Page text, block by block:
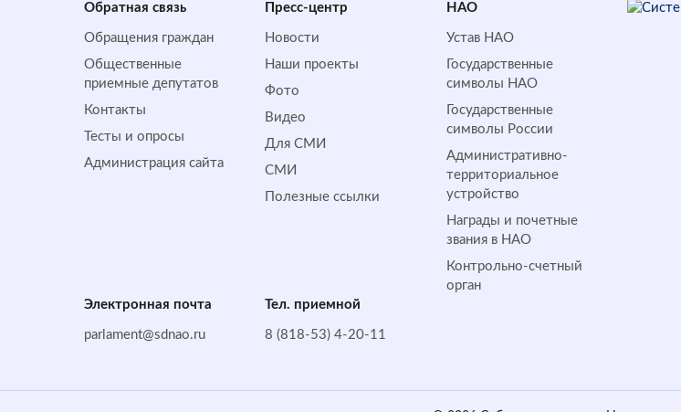
Обратная cвязь
Обращения граждан
Общественные
приемные депутатов
Контакты
Тесты и опросы
Администрация сайта
Пресс-центр
Новости
Наши проекты
Фото
Видео
Для СМИ
СМИ
Полезные ссылки
НАО
Устав НАО
Государственные
символы НАО
Государственные
символы России
Административно-
территориальное
устройство
Награды и почетные
звания в НАО
Контрольно-счетный
орган
Электронная почта
parlament@sdnao.ru
Тел. приемной
8 (818-53) 4-20-11